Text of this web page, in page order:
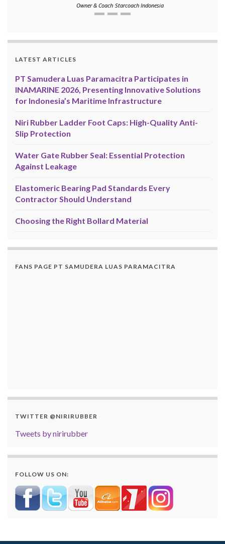
Owner & Coach Starcoach Indonesia
LATEST ARTICLES
PT Samudera Luas Paramacitra Participates in
INAMARINE 2026, Presenting Innovative Solutions
for Indonesia’s Maritime Infrastructure
Niri Rubber Ladder Foot Caps: High-Quality Anti-
Slip Protection
Water Gate Rubber Seal: Essential Protection
Against Leakage
Elastomeric Bearing Pad Standards Every
Contractor Should Understand
Choosing the Right Bollard Material
FANS PAGE PT SAMUDERA LUAS PARAMACITRA
TWITTER @NIRIRUBBER
Tweets by nirirubber
FOLLOW US ON: